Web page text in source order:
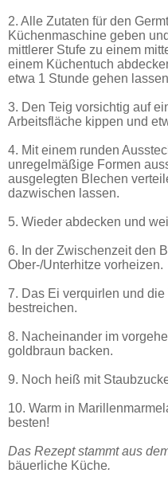
2. Alle Zutaten für den
Küchenmaschine geben
mittlerer Stufe zu einem
einem Küchentuch
etwa 1 Stunde gehen
3. Den Teig vorsichtig auf
Arbeitsfläche kippen und
4. Mit einem runden
unregelmäßige Formen
ausgelegten Blechen
dazwischen lassen.
5. Wieder abdecken und
6. In der Zwischenzeit den
Ober-/Unterhitze vorheizen.
7. Das Ei verquirlen und
bestreichen.
8. Nacheinander im
goldbraun backen.
9. Noch heiß mit
10. Warm in
besten!
Das Rezept stammt aus
bäuerliche Küche.